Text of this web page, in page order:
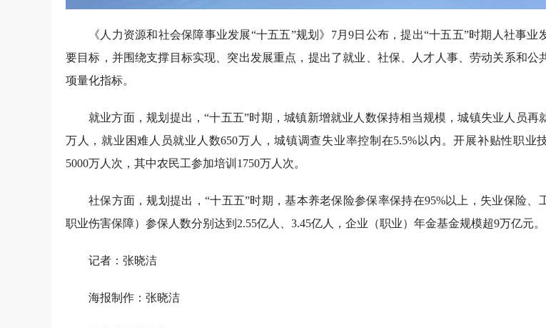
《人力资源和社会保障事业发展“十五五”规划》7月9日公布，提出“十五五”时期人社事业
要目标，并围绕支撑目标实现、突出发展重点，提出了就业、社保、人才人事、劳动关系和公
项量化指标。
就业方面，规划提出，“十五五”时期，城镇新增就业人数保持相当规模，城镇失业人员再
万人，就业困难人员就业人数650万人，城镇调查失业率控制在5.5%以内。开展补贴性职业
5000万人次，其中农民工参加培训1750万人次。
社保方面，规划提出，“十五五”时期，基本养老保险参保率保持在95%以上，失业保险、
职业伤害保障）参保人数分别达到2.55亿人、3.45亿人，企业（职业）年金基金规模超9万亿元。
记者：张晓洁
海报制作：张晓洁